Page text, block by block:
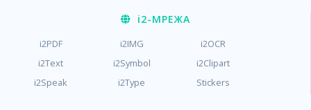
i2-МРЕЖА
i2PDF i2IMG
i2OCR
i2Text
i2Symbol
i2Clipart
i2Speak
i2Type Stickers